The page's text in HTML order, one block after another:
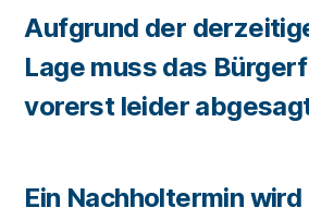
Aufgrund der
Lage muss das
vorerst leider
Ein Nachholtermin wird